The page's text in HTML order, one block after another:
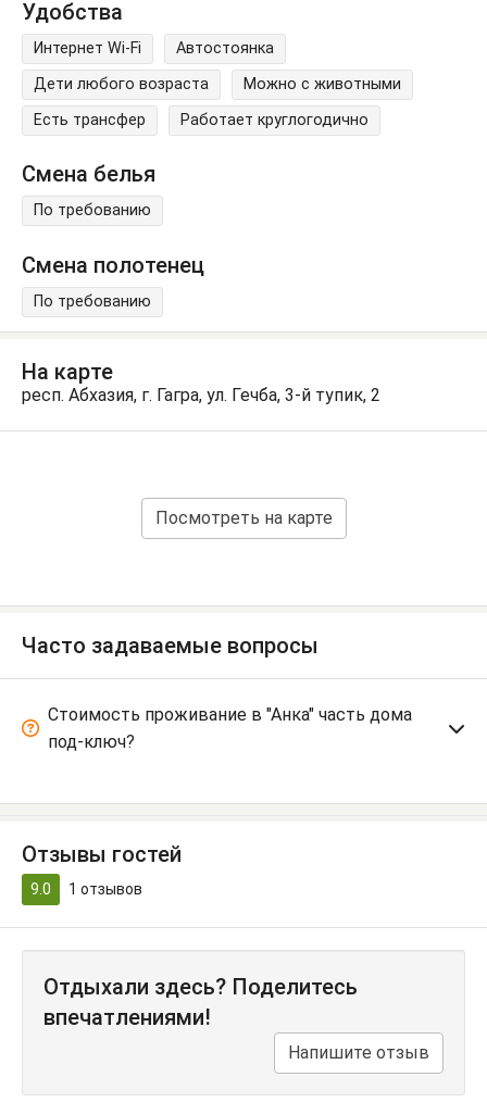
Удобства
Интернет Wi-Fi
Автостоянка
Дети любого возраста
Можно с животными
Есть трансфер
Работает круглогодично
Смена белья
По требованию
Смена полотенец
По требованию
На карте
респ. Абхазия, г. Гагра, ул. Гечба, 3-й тупик, 2
Посмотреть на карте
Часто задаваемые вопросы
Стоимость проживание в "Анка" часть дома
под-ключ?
Отзывы гостей
9.0 1 отзывов
Отдыхали здесь? Поделитесь
впечатлениями!
Напишите отзыв